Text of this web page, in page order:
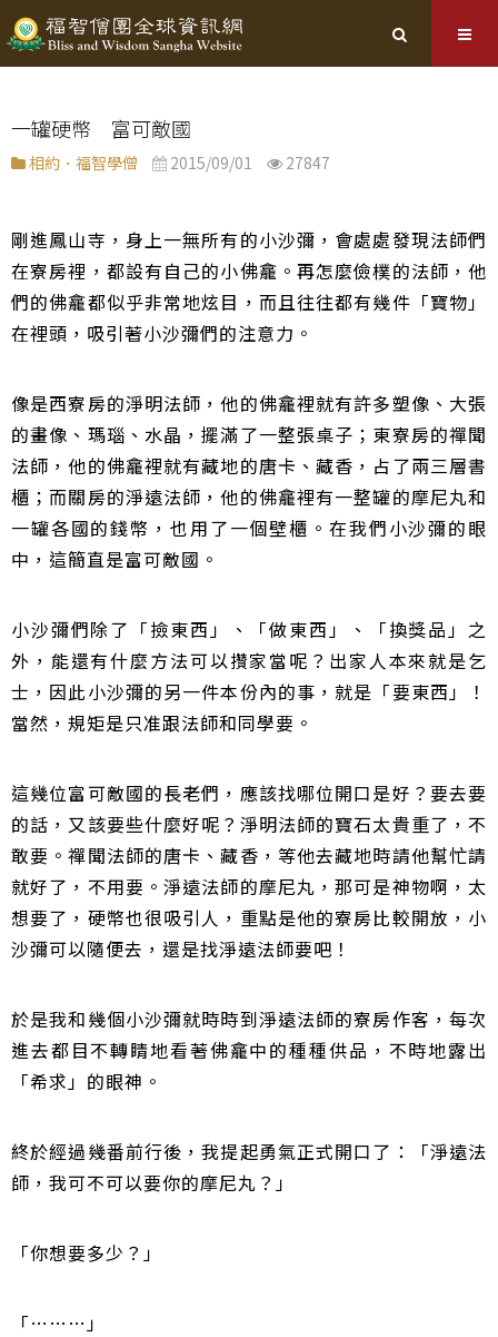
一罐硬幣 富可敵國
相約．福智學僧 2015/09/01 27847
剛進鳳山寺，身上一無所有的小沙彌，會處處發現法師們
在寮房裡，都設有自己的小佛龕。再怎麼儉樸的法師，他
們的佛龕都似乎非常地炫目，而且往往都有幾件「寶物」
在裡頭，吸引著小沙彌們的注意力。
像是西寮房的淨明法師，他的佛龕裡就有許多塑像、大張
的畫像、瑪瑙、水晶，擺滿了一整張桌子；東寮房的禪聞
法師，他的佛龕裡就有藏地的唐卡、藏香，占了兩三層書
櫃；而關房的淨遠法師，他的佛龕裡有一整罐的摩尼丸和
一罐各國的錢幣，也用了一個壁櫃。在我們小沙彌的眼
中，這簡直是富可敵國。
小沙彌們除了「撿東西」、「做東西」、「換獎品」之
外，能還有什麼方法可以攢家當呢？出家人本來就是乞
士，因此小沙彌的另一件本份內的事，就是「要東西」！
當然，規矩是只准跟法師和同學要。
這幾位富可敵國的長老們，應該找哪位開口是好？要去要
的話，又該要些什麼好呢？淨明法師的寶石太貴重了，不
敢要。禪聞法師的唐卡、藏香，等他去藏地時請他幫忙請
就好了，不用要。淨遠法師的摩尼丸，那可是神物啊，太
想要了，硬幣也很吸引人，重點是他的寮房比較開放，小
沙彌可以隨便去，還是找淨遠法師要吧！
於是我和幾個小沙彌就時時到淨遠法師的寮房作客，每次
進去都目不轉睛地看著佛龕中的種種供品，不時地露出
「希求」的眼神。
終於經過幾番前行後，我提起勇氣正式開口了：「淨遠法
師，我可不可以要你的摩尼丸？」
「你想要多少？」
「………」